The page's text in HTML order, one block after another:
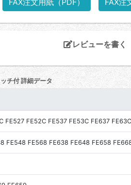
FAX注文用紙（PDF） FAX注
レビューを書く
チ付 詳細データ
FE527 FE52C FE537 FE53C FE637
FE548 FE568 FE638 FE648 FE658